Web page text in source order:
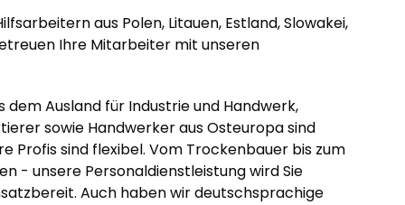
aus Polen, Litauen, Estland, Slowakei,
Ihre Mitarbeiter mit unseren
Ausland für Industrie und Handwerk,
sowie Handwerker aus Osteuropa sind
Profis sind flexibel. Vom Trockenbauer bis zum
- unsere Personaldienstleistung wird Sie
Auch haben wir deutschsprachige